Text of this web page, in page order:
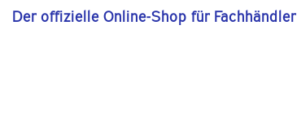
Der offizielle Online-Shop für Fachhändler